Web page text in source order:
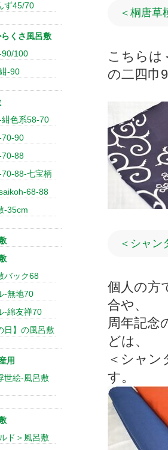
＜桐唐
こちらは
の二四巾
＜シャ
個人の方
合や、
周年記念
どは、
＜シャン
す。
ず45/70
くさ風呂敷
90/100
-90
色系58-70
70-90
70-88
88-七宝柄
68-88
-35cm
バック68
-無地70
-綿友禅70
日】の風呂敷
用
世絵-風呂敷
ド＞風呂敷